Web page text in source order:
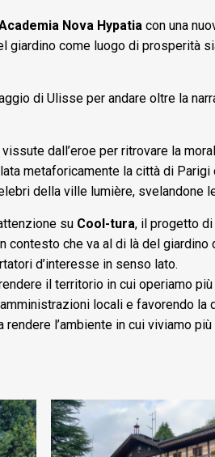
Nova Hypatia con una
giardino come luogo di prosperità
di Ulisse per andare oltre la
dall’eroe per ritrovare la
metaforicamente la città di
della ville lumière, svelandone
su Cool-tura, il progetto
contesto che va al di là del
d’interesse in senso lato.
il territorio in cui operiamo
locali e favorendo
l’ambiente in cui viviamo